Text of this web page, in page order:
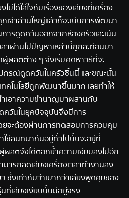
ได้ใส่ใจกับเรื่องของเสียงที่เครื่อง
จ้าส่วนใหญ่แล้วก็จะเน้นการพัฒนา
ารดูดควันออกจากห้องครัวและเน้น
ลาผ่านไปปัญหาเหล่านี้ถูกสะท้อนมา
ผลิตต่าง ๆ จึงเริ่มคิดหาวิธีที่จะ
รณ์ดูดควันในครัวชิ้นนี้ และขณะนั้น
ทคโนโลยีถูกพัฒนาขึ้นมาก เลยทำให้
เอาความชำนาญมาผสานกับ
ควันในยุคปัจจุบันจึงมีการ
ยจะต้องผ่านการทดสอบการควบคุม
ใช้สนทนากันอยู่ทั่วไปนั้นจะอยู่ที่
ลิตจึงได้ตอกย้ำความเงียบลงไปอีก
ารถลดเสียงเครื่องเวลาทำงานลง
ว ซึ่งเท่ากับว่าเบากว่าเสียงพูดคุยของ
ที่เสียงเงียบนั้นมีอยู่จริง